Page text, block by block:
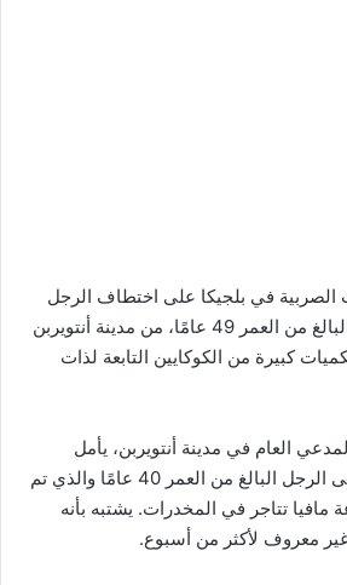
في بلجيكا على اختطاف الرجل
المغربي محمد عزاوي، البالغ من العمر 49 عامًا، من مدينة أنتويربن
كبيرة من الكوكايين التابعة لذات
العام في مدينة أنتويربن، يأمل
المحققون في العثور على الرجل البالغ من العمر 40 عامًا والذي تم
تتاجر في المخدرات. يشتبه بأنه
معروف لأكثر من أسبوع.